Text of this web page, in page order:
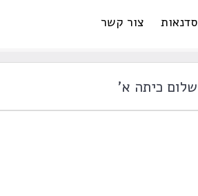
סדנאות צור קשר
שלום כיתה א'